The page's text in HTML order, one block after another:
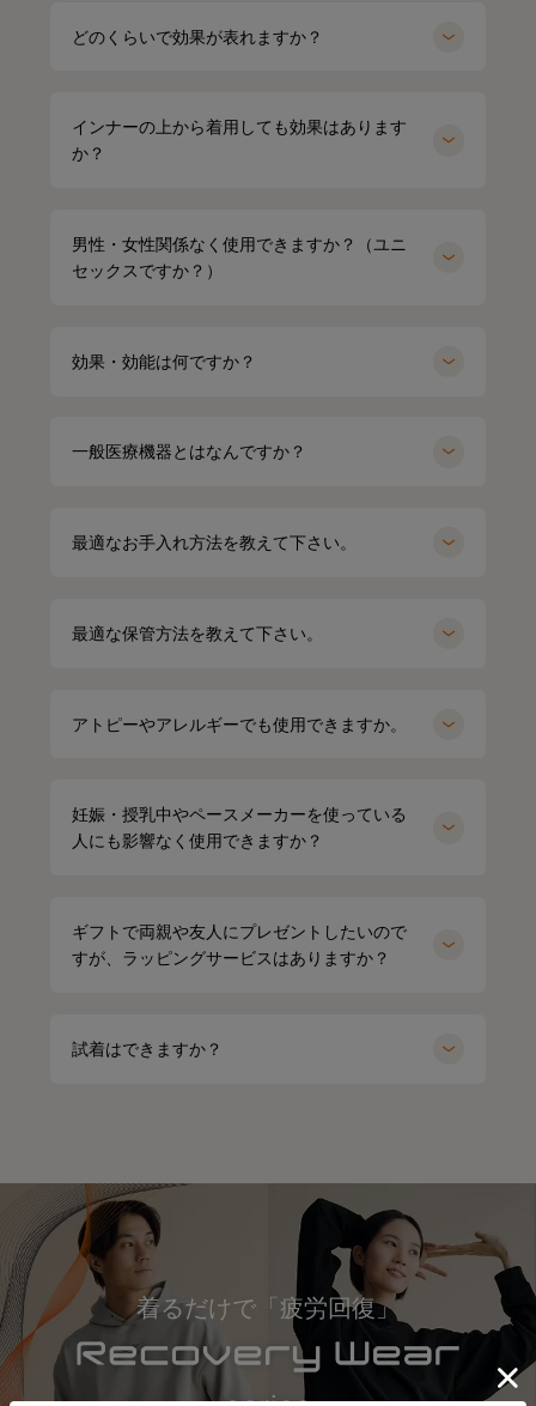
どのくらいで効果が表れますか？
インナーの上から着用しても効果はあります
か？
男性・女性関係なく使用できますか？（ユニ
セックスですか？）
効果・効能は何ですか？
一般医療機器とはなんですか？
最適なお手入れ方法を教えて下さい。
最適な保管方法を教えて下さい。
アトピーやアレルギーでも使用できますか。
妊娠・授乳中やペースメーカーを使っている
人にも影響なく使用できますか？
ギフトで両親や友人にプレゼントしたいので
すが、ラッピングサービスはありますか？
試着はできますか？
着るだけで「疲労回復」
miyu 154cm
kei164cm